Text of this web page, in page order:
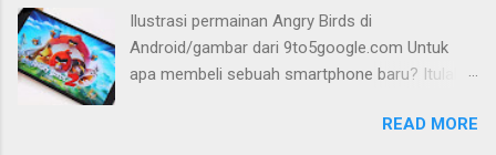
Yang ada hanya satu: menulis dan terus
menulis. Bisa jadi perkenalan saya dengan dunia
menulis berjalan beriringan dengan ketertarikan
saya dengan dunia menulis karena aktivitas
Ilustrasi permainan Angry Birds di
Android/gambar dari 9to5google.com Untuk
apa membeli sebuah smartphone baru? Itulah
saya ketika berencana membeli sebuah telepon
READ MORE